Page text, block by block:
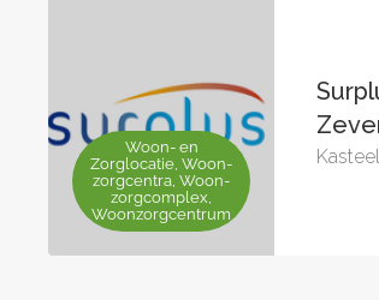
Woon- en
Zorglocatie, Woon-
zorgcentra, Woon-
zorgcomplex,
Woonzorgcentrum